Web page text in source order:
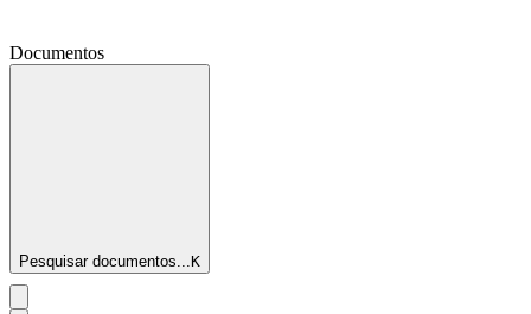
Documentos
Pesquisar documentos...K